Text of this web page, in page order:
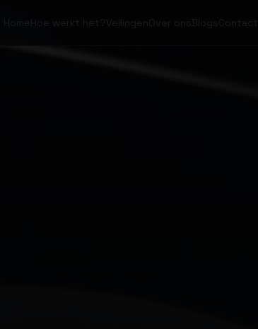
HomeHoe werkt het?VeilingenOver ons Blogs Contact